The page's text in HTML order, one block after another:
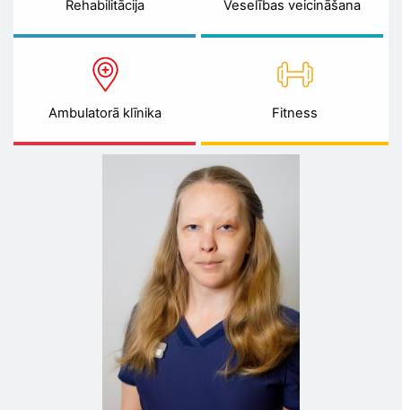
Rehabilitācija Veselības veicināšana
Ambulatorā klīnika Fitness